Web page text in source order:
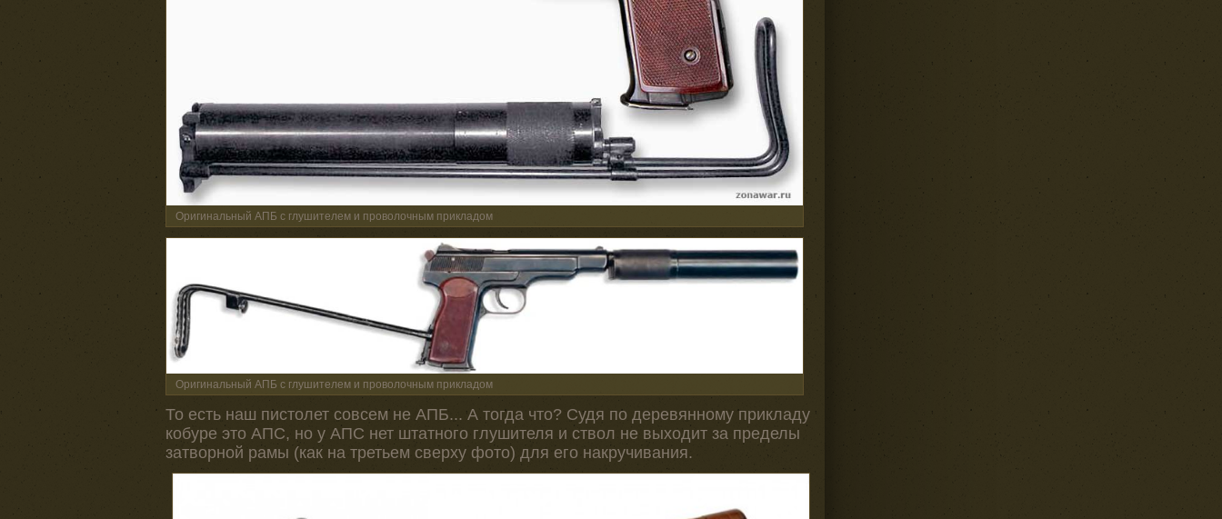
Оригинальный АПБ с глушителем и проволочным прикладом
Оригинальный АПБ с глушителем и проволочным прикладом
То есть наш пистолет совсем не АПБ... А тогда что? Судя по деревянному прикладу
кобуре это АПС, но у АПС нет штатного глушителя и ствол не выходит за пределы
затворной рамы (как на третьем сверху фото) для его накручивания.